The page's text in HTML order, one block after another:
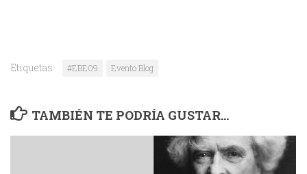
Etiquetas: #EBE09 Evento Blog
TAMBIÉN TE PODRÍA GUSTAR...